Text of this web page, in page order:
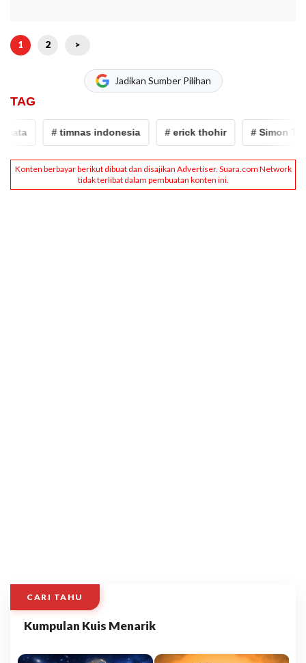
1 2 >
Jadikan Sumber Pilihan
TAG
# timnas indonesia # erick thohir # Simon
CARI TAHU
Kumpulan Kuis Menarik